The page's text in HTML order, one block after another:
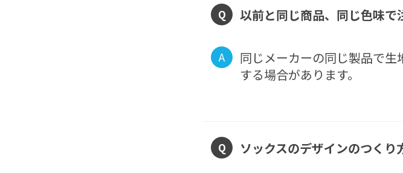
Q 以前と同じ商品、同じ色味
A
同じメーカーの同じ製品で
する場合があります。
Q ソックスのデザインのつくり